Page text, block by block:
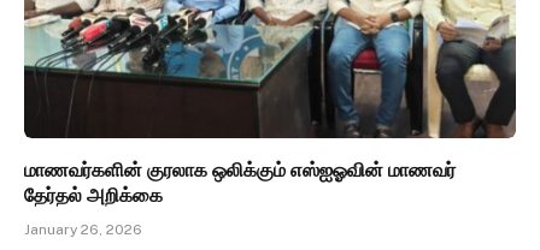
மாணவர்களின் குரலாக ஒலிக்கும் எஸ்ஐஓவின் மாணவர்
தேர்தல் அறிக்கை
January 26, 2026